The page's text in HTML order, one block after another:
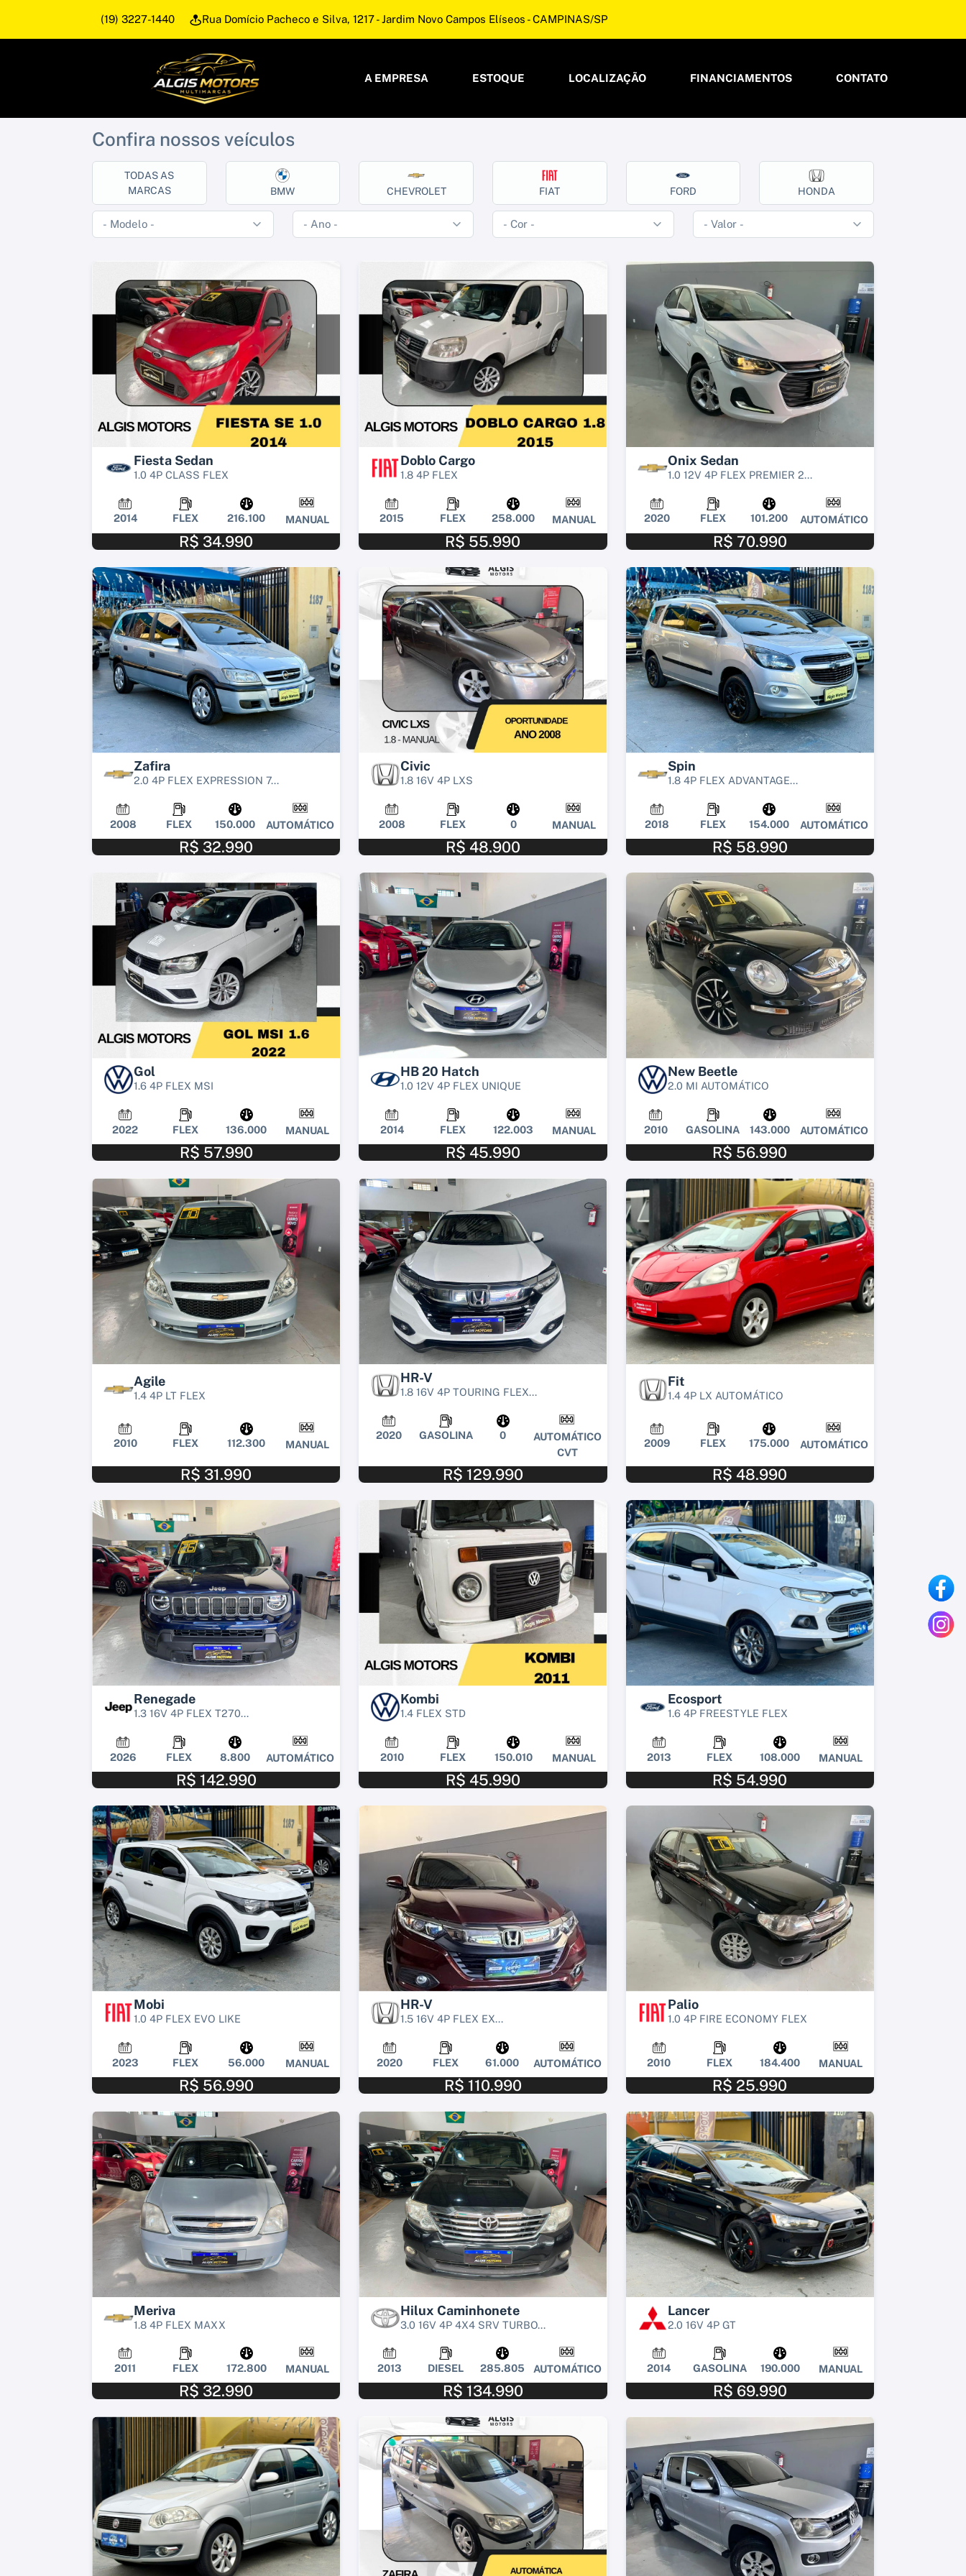
(19) 3227-1440 Rua Domício Pacheco e Silva, 1217 - Jardim Novo Campos Elíseos - CAMPINAS/SP
A EMPRESA ESTOQUE LOCALIZAÇÃO FINANCIAMENTOS CONTATO
Confira nossos veículos
TODAS AS
MARCAS
BMW CHEVROLET FIAT FORD HONDA
Fiesta Sedan
1.0 4P CLASS FLEX
2014 FLEX 216.100 MANUAL
R$ 34.990
Doblo Cargo
1.8 4P FLEX
2015 FLEX 258.000 MANUAL
R$ 55.990
Onix Sedan
1.0 12V 4P FLEX PREMIER 2...
2020 FLEX 101.200 AUTOMÁTICO
R$ 70.990
Zafira
2.0 4P FLEX EXPRESSION 7...
2008 FLEX 150.000 AUTOMÁTICO
R$ 32.990
Civic
1.8 16V 4P LXS
2008 FLEX 0 MANUAL
R$ 48.900
Spin
1.8 4P FLEX ADVANTAGE...
2018 FLEX 154.000 AUTOMÁTICO
R$ 58.990
Gol
1.6 4P FLEX MSI
2022 FLEX 136.000 MANUAL
R$ 57.990
HB 20 Hatch
1.0 12V 4P FLEX UNIQUE
2014 FLEX 122.003 MANUAL
R$ 45.990
New Beetle
2.0 MI AUTOMÁTICO
2010 GASOLINA 143.000 AUTOMÁTICO
R$ 56.990
Agile
1.4 4P LT FLEX
2010 FLEX 112.300 MANUAL
R$ 31.990
HR-V
1.8 16V 4P TOURING FLEX...
2020 GASOLINA 0
AUTOMÁTICO
CVT
R$ 129.990
Fit
1.4 4P LX AUTOMÁTICO
2009 FLEX 175.000 AUTOMÁTICO
R$ 48.990
Renegade
1.3 16V 4P FLEX T270...
2026 FLEX 8.800 AUTOMÁTICO
R$ 142.990
Kombi
1.4 FLEX STD
2010 FLEX 150.010 MANUAL
R$ 45.990
Ecosport
1.6 4P FREESTYLE FLEX
2013 FLEX 108.000 MANUAL
R$ 54.990
Mobi
1.0 4P FLEX EVO LIKE
2023 FLEX 56.000 MANUAL
R$ 56.990
HR-V
1.5 16V 4P FLEX EX...
2020 FLEX 61.000 AUTOMÁTICO
R$ 110.990
Palio
1.0 4P FIRE ECONOMY FLEX
2010 FLEX 184.400 MANUAL
R$ 25.990
Meriva
1.8 4P FLEX MAXX
2011 FLEX 172.800 MANUAL
R$ 32.990
Hilux Caminhonete
3.0 16V 4P 4X4 SRV TURBO...
2013 DIESEL 285.805 AUTOMÁTICO
R$ 134.990
Lancer
2.0 16V 4P GT
2014 GASOLINA 190.000 MANUAL
R$ 69.990